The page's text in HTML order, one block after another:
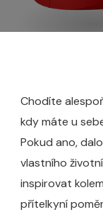
Chodíte
kdy máte u
Pokud ano,
vlastního
inspirovat
přítelkyní